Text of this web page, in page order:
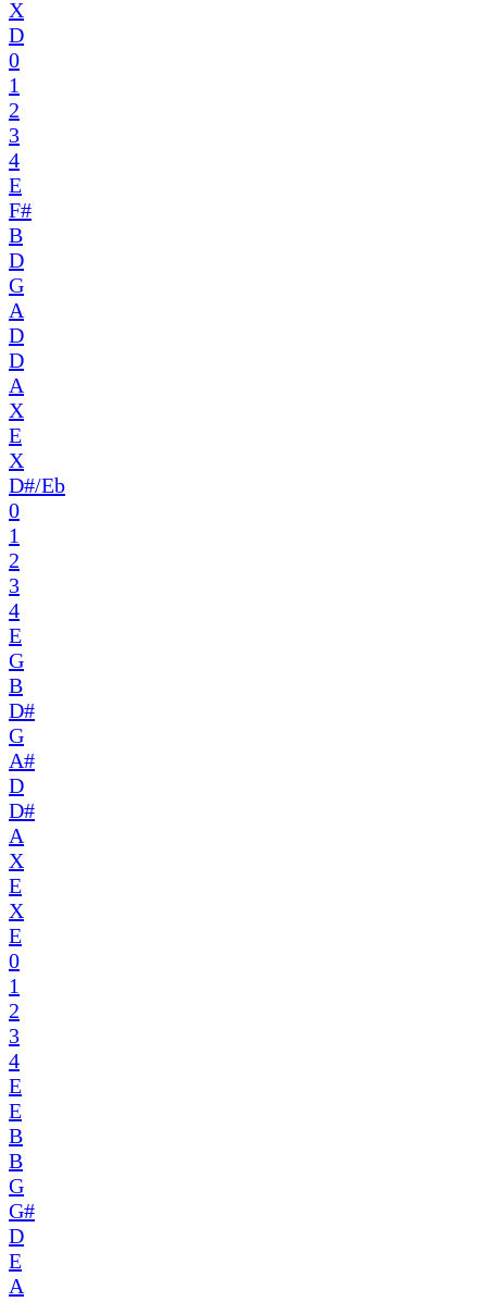
X
D
0
1
2
3
4
E
F#
B
D
G
A
D
D
A
X
E
X
D#/Eb
0
1
2
3
4
E
G
B
D#
G
A#
D
D#
A
X
E
X
E
0
1
2
3
4
E
E
B
B
G
G#
D
E
A